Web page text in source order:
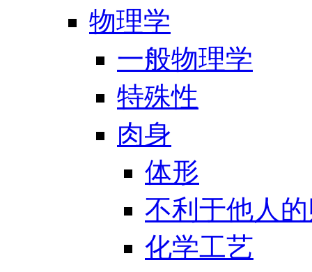
物理学
一般物理学
特殊性
肉身
体形
不利于他人
化学工艺